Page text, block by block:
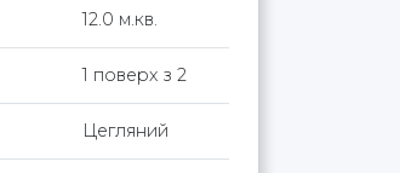
12.0 м.кв.
1 поверх з 2
Цегляний